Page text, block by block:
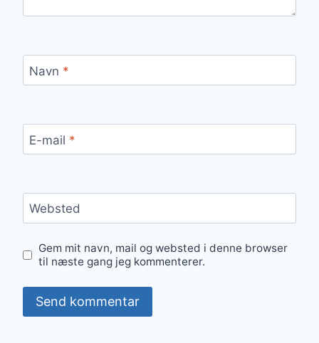
Navn *
E-mail *
Websted
Gem mit navn, mail og websted i denne browser
til næste gang jeg kommenterer.